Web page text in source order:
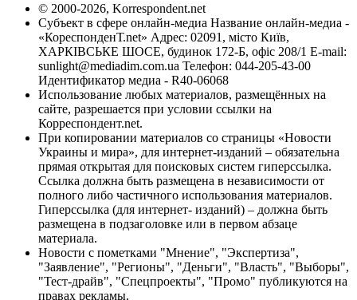
© 2000-2026, Korrespondent.net
Субъект в сфере онлайн-медиа Название онлайн-медиа -
«КореспонденТ.net» Адрес: 02091, місто Київ,
ХАРКІВСЬКЕ ШОСЕ, будинок 172-Б, офіс 208/1 E-mail:
sunlight@mediadim.com.ua Телефон: 044-205-43-00
Идентификатор медиа - R40-06068
Использование любых материалов, размещённых на
сайте, разрешается при условии ссылки на
Корреспондент.net.
При копировании материалов со страницы «Новости
Украины и мира», для интернет-изданий – обязательна
прямая открытая для поисковых систем гиперссылка.
Ссылка должна быть размещена в независимости от
полного либо частичного использования материалов.
Гиперссылка (для интернет- изданий) – должна быть
размещена в подзаголовке или в первом абзаце
материала.
Новости с пометками "Мнение", "Экспертиза",
"Заявление", "Регионы", "Деньги", "Власть", "Выборы",
"Тест-драйв", "Спецпроекты", "Промо" публикуются на
правах рекламы.